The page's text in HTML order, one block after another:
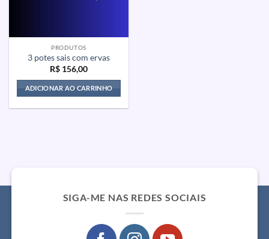
PRODUTOS
3 potes sais com ervas
R$ 156,00
ADICIONAR AO CARRINHO
SIGA-ME NAS REDES SOCIAIS